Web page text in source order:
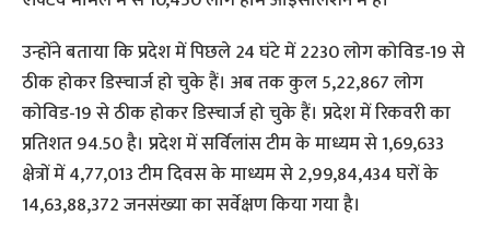
उन्होंने बताया कि प्रदेश में पिछले 24 घंटे में 2230 लोग कोविड-19 से
ठीक होकर डिस्चार्ज हो चुके हैं। अब तक कुल 5,22,867 लोग
कोविड-19 से ठीक होकर डिस्चार्ज हो चुके हैं। प्रदेश में रिकवरी का
प्रतिशत 94.50 है। प्रदेश में सर्विलांस टीम के माध्यम से 1,69,633
क्षेत्रों में 4,77,013 टीम दिवस के माध्यम से 2,99,84,434 घरों के
14,63,88,372 जनसंख्या का सर्वेक्षण किया गया है।